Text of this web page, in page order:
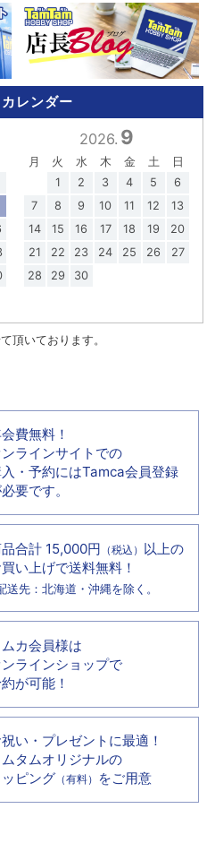
レンダー
2026. 9
月 火 水 木 金 土
日
1
2 3 4 5
6
7
8 9 10 11 12
13
14
15 16 17 18 19
20
21
22 23 24 25 26
27
28
29 30
頂いております。
費無料！
ラインサイトでの
・予約にはTamca会員登録
要です。
合計 15,000円 （税込） 以上の
い上げで送料無料！
送先：北海道・沖縄を除く。
ムカ会員様は
ラインショップで
が可能！
い・プレゼントに最適！
ムタムオリジナルの
ピング （有料） をご用意